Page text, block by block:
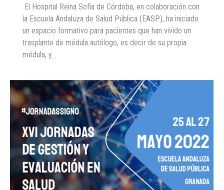
El Hospital Reina Sofía de Córdoba, en colaboración con
la Escuela Andaluza de Salud Pública (EASP), ha iniciado
un espacio formativo para pacientes que han vivido un
trasplante de médula autólogo, es decir de su propia
médula, y…